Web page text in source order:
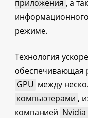
приложения , а
режиме.
Технология
обеспечивающая
GPU между
компьютерами ,
компанией Nvidia